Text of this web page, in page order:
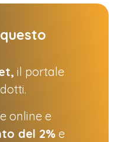
il portale
online e
del 2% e